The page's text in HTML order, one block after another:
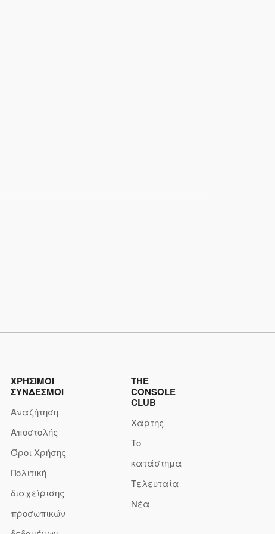
ΧΡΗΣΙΜΟΙ
ΣΥΝΔΕΣΜΟΙ
Αναζήτηση
Αποστολής
Όροι Χρήσης
Πολιτική
διαχείρισης
προσωπικών
THE
CONSOLE
CLUB
Χάρτης
Το
κατάστημα
Τελευταία
Νέα